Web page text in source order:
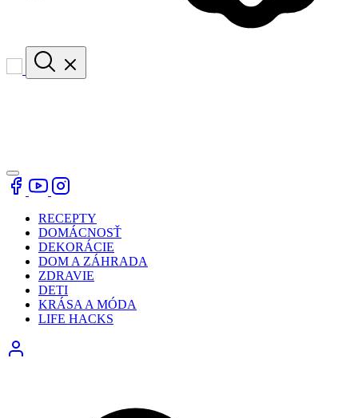
RECEPTY
DOMÁCNOSŤ
DEKORÁCIE
DOM A ZÁHRADA
ZDRAVIE
DETI
KRÁSA A MÓDA
LIFE HACKS